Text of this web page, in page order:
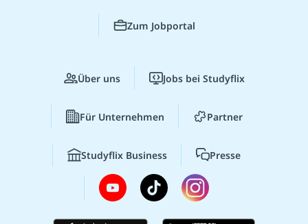
Zum Jobportal
Über uns Jobs bei Studyflix
Für Unternehmen Partner
Studyflix Business Presse